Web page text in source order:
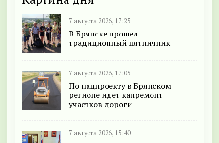
7 августа 2026, 17:25
В Брянске прошел
традиционный пятничник
7 августа 2026, 17:05
По нацпроекту в Брянском
регионе идет капремонт
участков дороги
7 августа 2026, 15:40